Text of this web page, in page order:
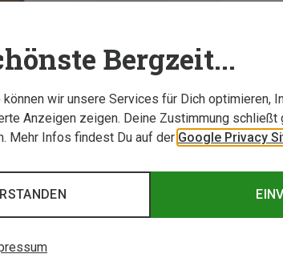
Bergzeit...
wir unsere Services für Dich optimieren,
Anzeigen zeigen. Deine Zustimmung schließt
Mehr Infos findest Du auf der Google Privacy